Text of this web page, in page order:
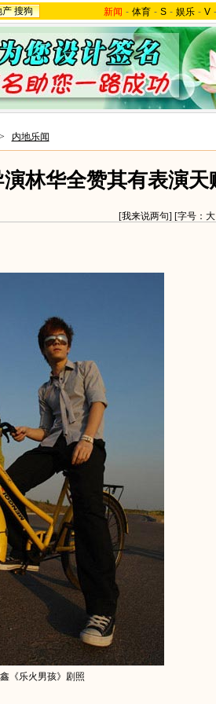
产 搜狗 新闻 - 体育 - S - 娱乐 - V -
内地乐闻
林华全赞其有表演天
[我来说两句] [字号： 大
《乐火男孩》剧照